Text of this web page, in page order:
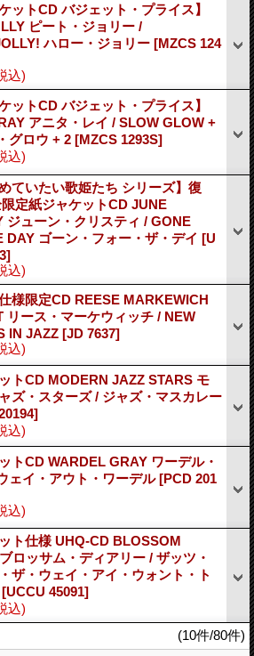
ットCD バジェット・プライス】
ピート・ジョリー /
ハロー・ジョリー [MZCS 124
込)
ットCD バジェット・プライス】
アニタ・レイ / SLOW GLOW +
グロウ + 2 [MZCS 1293S]
込)
めていたい歌姫たち シリーズ】復
定紙ジャケットCD JUNE
ジューン・クリスティ / GONE
DAY ゴーン・フォー・ザ・デイ [U
込)
様限定CD REESE MARKEWICH
リース・マーケウィッチ / NEW
IN JAZZ [JD 7637]
込)
トCD MODERN JAZZ STARS モ
ズ・スターズ / ジャズ・マスカレー
込)
トCD WARDEL GRAY ワーデル・
ェイ・アウト・ワーデル[PCD 201
込)
ト仕様 UHQ-CD BLOSSOM
ロッサム・ディアリー / ザッツ・
ザ・ウェイ・アイ・ウォント・ト
[UCCU 45091]
込)
(10件/80件)